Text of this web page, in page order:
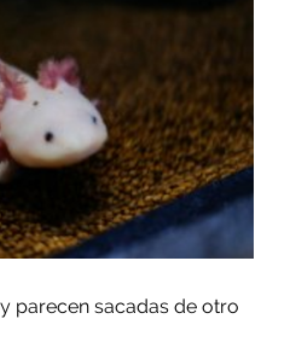
parecen sacadas de otro